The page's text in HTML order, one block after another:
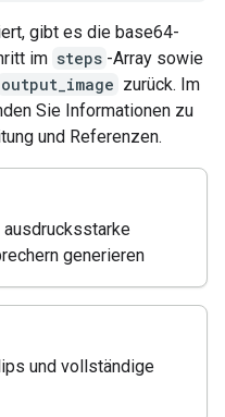
gibt es die base64-
im steps -Array sowie
output_image zurück. Im
Sie Informationen zu
und Referenzen.
ausdrucksstarke
generieren
und vollständige